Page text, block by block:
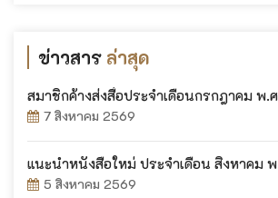
ข่าวสาร ล่าสุด
สมาชิกค้างส่งสื่อประจำเดือนกรกฎาคม พ.
7 สิงหาคม 2569
แนะนำหนังสือใหม่ ประจำเดือน สิงหาคม
5 สิงหาคม 2569